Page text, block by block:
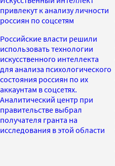
привлекут к анализу личности
россиян по соцсетям
Российские власти решили
использовать технологии
искусственного интеллекта
для анализа психологического
состояния россиян по их
аккаунтам в соцсетях.
Аналитический центр при
правительстве выбрал
получателя гранта на
исследования в этой области